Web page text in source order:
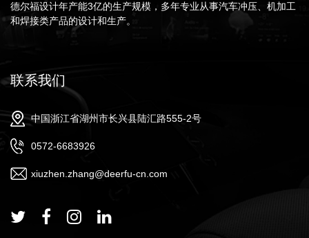
德尔福设计年产能3亿的生产规模，多年专业从事汽车冲压、机加工
和焊接类产品的设计和生产。
联系我们
中国浙江省湖州市长兴县陆汇路555-2号
0572-6683926
xiuzhen.zhang@deerfu-cn.com